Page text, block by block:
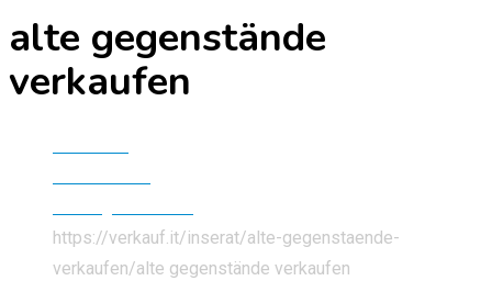
alte gegenstände
verkaufen
https://verkauf.it/inserat/alte-gegenstaende-
verkaufen/alte gegenstände verkaufen